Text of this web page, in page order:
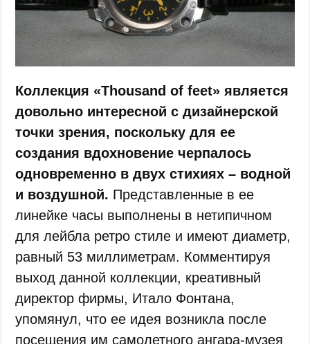
Коллекция «Thousand of feet» является
довольно интересной с дизайнерской
точки зрения, поскольку для ее
создания вдохновение черпалось
одновременно в двух стихиях – водной
и воздушной. Представленные в ее
линейке часы выполнены в нетипичном
для лейбла ретро стиле и имеют диаметр,
равный 53 миллиметрам. Комментируя
выход данной коллекции, креативный
директор фирмы, Итало Фонтана,
упомянул, что ее идея возникла после
посещения им самолетного ангара-музея